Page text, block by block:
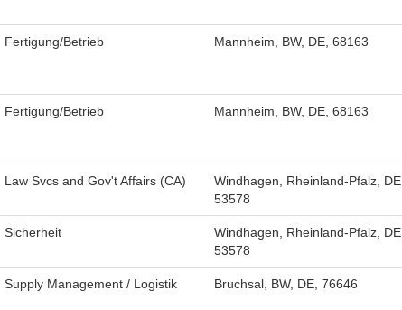
Fertigung/Betrieb Mannheim, BW, DE, 68163
Fertigung/Betrieb Mannheim, BW, DE, 68163
Law Svcs and Gov't Affairs (CA)
Windhagen, Rheinland-Pfalz, DE,
53578
Sicherheit
Windhagen, Rheinland-Pfalz, DE,
53578
Supply Management / Logistik Bruchsal, BW, DE, 76646